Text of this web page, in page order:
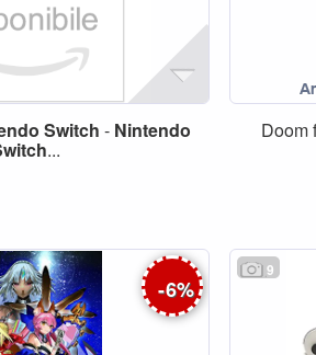
Switch - Nintendo
...
Doom
-6%
9